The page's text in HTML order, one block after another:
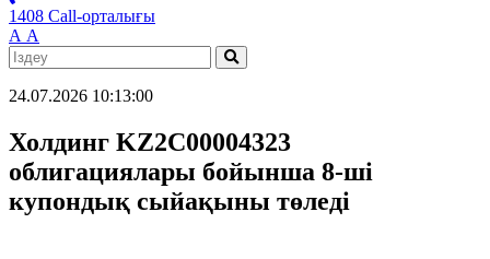
1408 Call-орталығы
А А
24.07.2026 10:13:00
Холдинг KZ2C00004323
облигациялары бойынша 8-ші
купондық сыйақыны төледі